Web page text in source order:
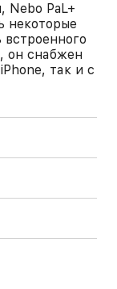
Nebo PaL+
некоторые
он снабжен
так и с